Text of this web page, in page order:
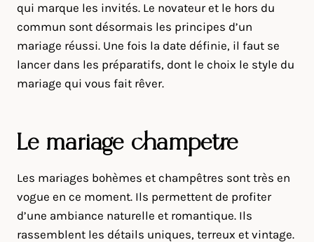
qui marque les invités. Le novateur et le hors du
commun sont désormais les principes d’un
mariage réussi. Une fois la date définie, il faut se
lancer dans les préparatifs, dont le choix le style du
mariage qui vous fait rêver.
Le mariage champêtre
Les mariages bohèmes et champêtres sont très en
vogue en ce moment. Ils permettent de profiter
d’une ambiance naturelle et romantique. Ils
rassemblent les détails uniques, terreux et vintage.